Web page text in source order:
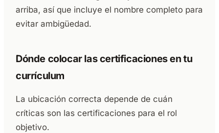
arriba, así que incluye el nombre completo para
evitar ambigüedad.
Dónde colocar las certificaciones en tu
currículum
La ubicación correcta depende de cuán
críticas son las certificaciones para el rol
objetivo.